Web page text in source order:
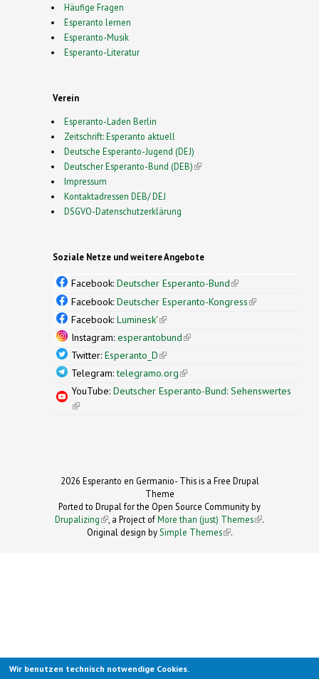
Häufige Fragen
Esperanto lernen
Esperanto-Musik
Esperanto-Literatur
Verein
Esperanto-Laden Berlin
Zeitschrift: Esperanto aktuell
Deutsche Esperanto-Jugend (DEJ)
Deutscher Esperanto-Bund (DEB)(link is external)
Impressum
Kontaktadressen DEB/ DEJ
DSGVO-Datenschutzerklärung
Soziale Netze und weitere Angebote
Facebook: Deutscher Esperanto-Bund(link is
external)
Facebook: Deutscher Esperanto-Kongress(link is
Facebook: Luminesk'(link is external)
Instagram: esperantobund(link is external)
Twitter: Esperanto_D(link is external)
Telegram:telegramo.org(link is external)
YouTube: Deutscher Esperanto-Bund: Sehenswertes
(link is external)
2026 Esperanto en Germanio- This is a Free Drupal
Theme
Ported to Drupal for the Open Source Community by
Drupalizing(link is external)
, a Project ofMore than (just) Themes (link is
.
Original design by Simple Themes
(link is
.
Wir benutzen technisch notwendige Cookies.